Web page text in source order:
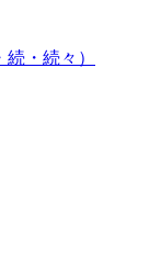
・続々）